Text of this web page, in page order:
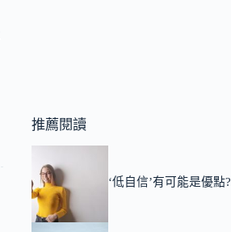
推薦閱讀
‘低自信’有可能是優點?